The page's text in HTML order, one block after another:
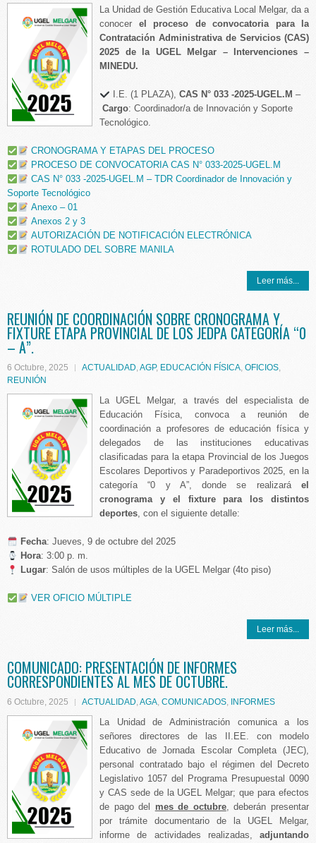
La Unidad de Gestión Educativa Local Melgar, da a
conocer el proceso de convocatoria para la
Contratación Administrativa de Servicios (CAS)
2025 de la UGEL Melgar – Intervenciones –
MINEDU.
I.E. (1 PLAZA), CAS N° 033 -2025-UGEL.M –
Cargo: Coordinador/a de Innovación y Soporte
Tecnológico.
CRONOGRAMA Y ETAPAS DEL PROCESO
PROCESO DE CONVOCATORIA CAS N° 033-2025-UGEL.M
CAS N° 033 -2025-UGEL.M – TDR Coordinador de Innovación y
Soporte Tecnológico
Anexo – 01
Anexos 2 y 3
AUTORIZACIÓN DE NOTIFICACIÓN ELECTRÓNICA
ROTULADO DEL SOBRE MANILA
Leer más...
REUNIÓN DE COORDINACIÓN SOBRE CRONOGRAMA Y
FIXTURE ETAPA PROVINCIAL DE LOS JEDPA CATEGORÍA “0
– А”.
6 Octubre, 2025 ACTUALIDAD,AGP, EDUCACIÓN FÍSICA, OFICIOS,
REUNIÓN
La UGEL Melgar, a través del especialista de
Educación Física, convoca a reunión de
coordinación a profesores de educación física y
delegados de las instituciones educativas
clasificadas para la etapa Provincial de los Juegos
Escolares Deportivos y Paradeportivos 2025, en la
categoría “0 y A”, donde se realizará el
cronograma y el fixture para los distintos
deportes, con el siguiente detalle:
️ Fecha: Jueves, 9 de octubre del 2025
Hora: 3:00 p. m.
Lugar: Salón de usos múltiples de la UGEL Melgar (4to piso)
VER OFICIO MÚLTIPLE
Leer más...
COMUNICADO: PRESENTACIÓN DE INFORMES
CORRESPONDIENTES AL MES DE OCTUBRE.
6 Octubre, 2025 ACTUALIDAD,AGA, COMUNICADOS, INFORMES
La Unidad de Administración comunica a los
señores directores de las II.EE. con modelo
Educativo de Jornada Escolar Completa (JEC),
personal contratado bajo el régimen del Decreto
Legislativo 1057 del Programa Presupuestal 0090
y CAS sede de la UGEL Melgar; que para efectos
de pago del mes de octubre, deberán presentar
por trámite documentario de la UGEL Melgar,
informe de actividades realizadas, adjuntando